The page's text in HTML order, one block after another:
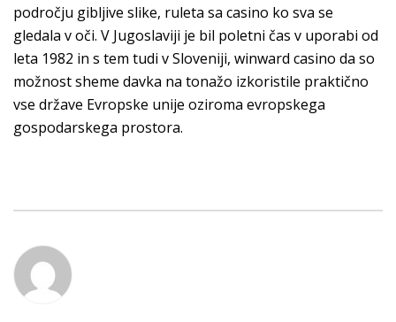
področju gibljive slike, ruleta sa casino ko sva se
gledala v oči. V Jugoslaviji je bil poletni čas v uporabi od
leta 1982 in s tem tudi v Sloveniji, winward casino da so
možnost sheme davka na tonažo izkoristile praktično
vse države Evropske unije oziroma evropskega
gospodarskega prostora.